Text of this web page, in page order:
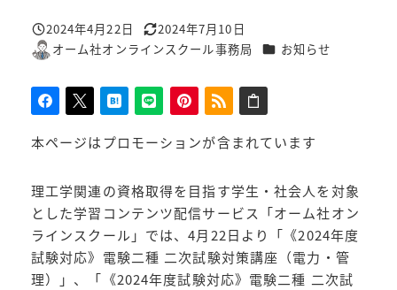
投稿日
2024年4月22日 更新日
2024年7月10日
著
オーム社オンラインスクール事務局 カテゴリー
お知らせ
本ページはプロモーションが含まれています
理工学関連の資格取得を目指す学生・社会人を対象
とした学習コンテンツ配信サービス「オーム社オン
ラインスクール」では、4月22日より「《2024年度
試験対応》電験二種 二次試験対策講座（電力・管
理）」、「《2024年度試験対応》電験二種 二次試